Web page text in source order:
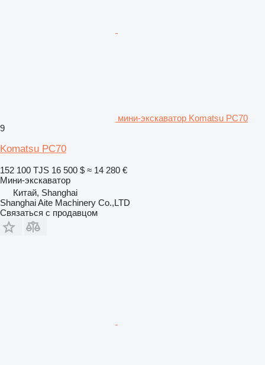
мини-экскаватор Komatsu PC70
9
Komatsu PC70
152 100 TJS 16 500 $ ≈ 14 280 €
Мини-экскаватор
Китай, Shanghai
Shanghai Aite Machinery Co.,LTD
Связаться с продавцом